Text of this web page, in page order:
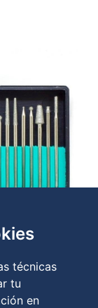
técnicas
tu
en